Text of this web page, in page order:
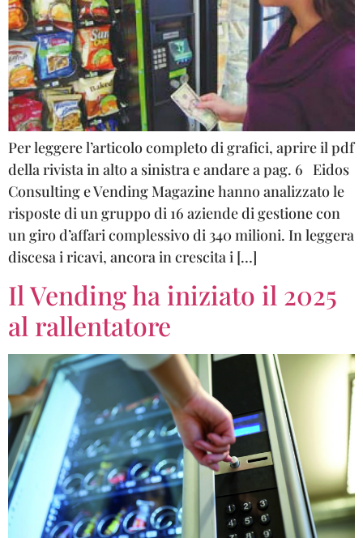
Per leggere l’articolo completo di grafici, aprire il pdf
della rivista in alto a sinistra e andare a pag. 6 Eidos
Consulting e Vending Magazine hanno analizzato le
risposte di un gruppo di 16 aziende di gestione con
un giro d’affari complessivo di 340 milioni. In leggera
discesa i ricavi, ancora in crescita i […]
Il Vending ha iniziato il 2025
al rallentatore